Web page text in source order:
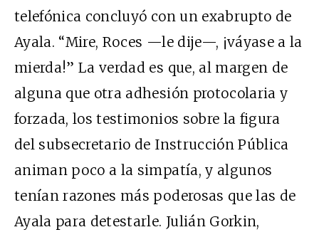
telefónica concluyó con un exabrupto de
Ayala. “Mire, Roces —le dije—, ¡váyase a la
mierda!” La verdad es que, al margen de
alguna que otra adhesión protocolaria y
forzada, los testimonios sobre la figura
del subsecretario de Instrucción Pública
animan poco a la simpatía, y algunos
tenían razones más poderosas que las de
Ayala para detestarle. Julián Gorkin,